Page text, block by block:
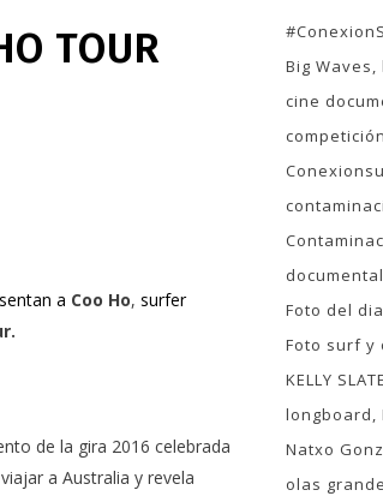
TOUR
a Coo Ho, surfer
de la gira 2016 celebrada
a Australia y revela
Big Waves
cine
Foto del dia
Foto surf y
KELLY
longboard
Natxo
olas